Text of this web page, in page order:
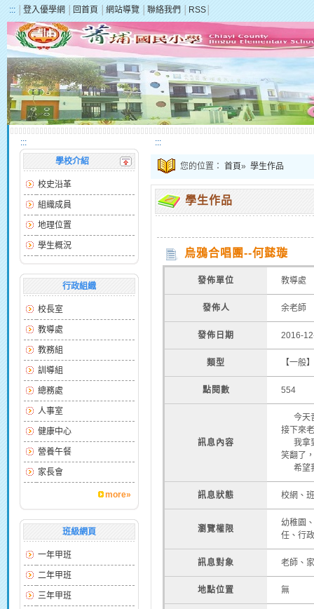
::: 登入優學網 回首頁 網站導覽 聯絡我們 RSS
:::
學校介紹
校史沿革
組織成員
地理位置
學生概況
行政組織
校長室
教導處
教務組
訓導組
總務處
人事室
健康中心
營養午餐
家長會
more»
班級網頁
一年甲班
二年甲班
三年甲班
:::
您的位置： 首頁» 學生作品
學生作品
烏鴉合唱團--何懿璇
發佈單位 教導處
發佈人 余老師
發佈日期 2016-
類型 【一般】
點閱數 554
訊息內容
今天音
接下來
我拿到
笑翻了
希望
訊息狀態 校網、
瀏覽權限
幼稚園
任、行
訊息對象 老師、
地點位置 無